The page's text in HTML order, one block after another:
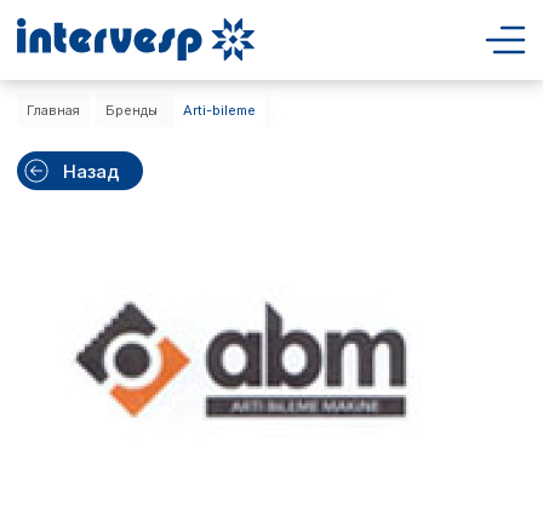
Главная Бренды Arti-bileme
Назад